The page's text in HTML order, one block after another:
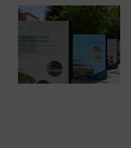
A COMG reúne a
dous líderes
empresarias con
motivo do seu
Centenario para
debater sobre o